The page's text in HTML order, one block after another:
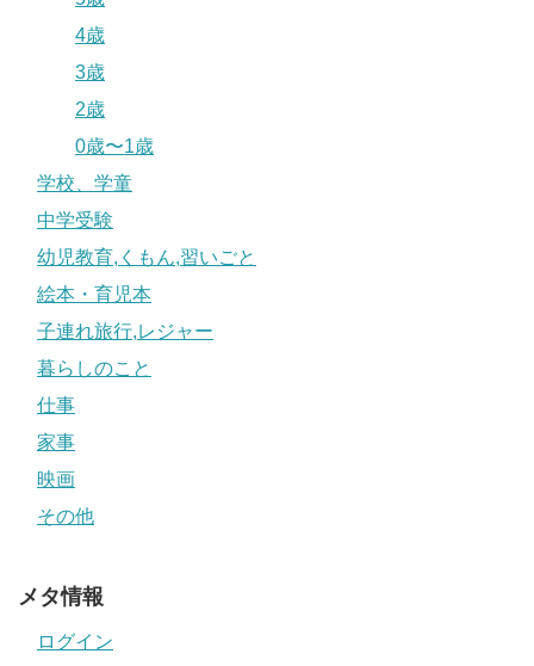
4歳
3歳
2歳
0歳〜1歳
学校、学童
中学受験
幼児教育,くもん,習いごと
絵本・育児本
子連れ旅行,レジャー
暮らしのこと
仕事
家事
映画
その他
メタ情報
ログイン